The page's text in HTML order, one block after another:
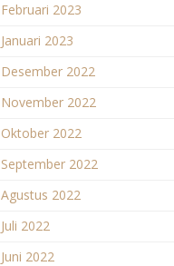
Februari 2023
Januari 2023
Desember 2022
November 2022
Oktober 2022
September 2022
Agustus 2022
Juli 2022
Juni 2022